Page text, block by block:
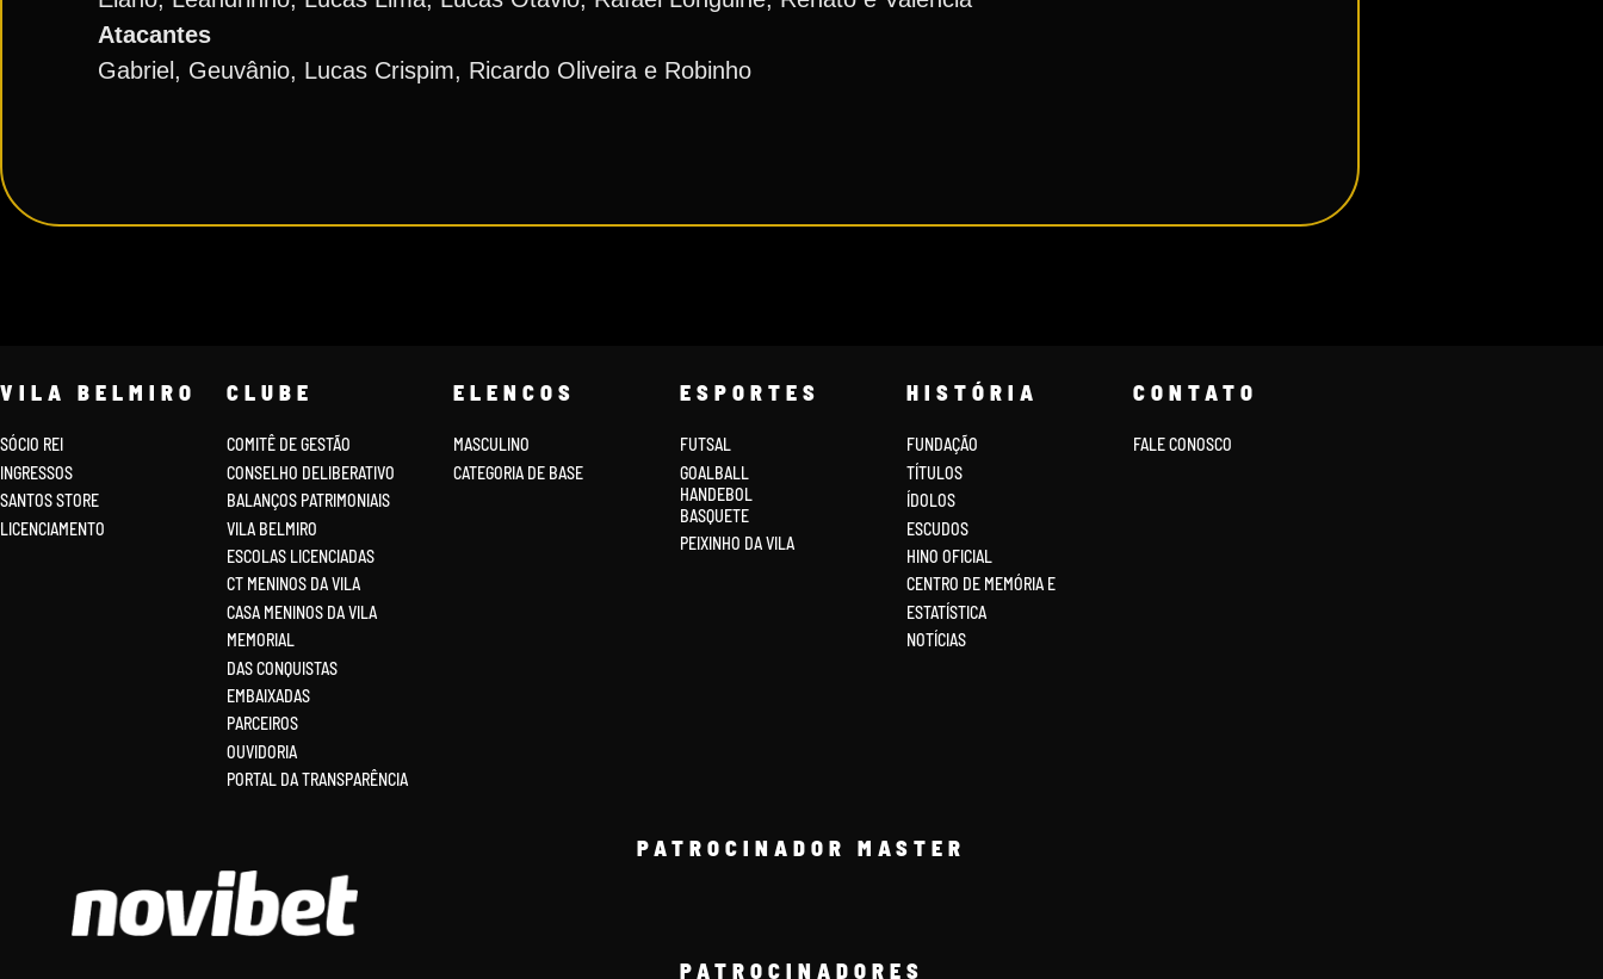
Atacantes
Gabriel, Geuvânio, Lucas Crispim, Ricardo Oliveira e Robinho
VILA BELMIRO
SÓCIO REI
INGRESSOS
SANTOS STORE
LICENCIAMENTO
CLUBE
COMITÊ DE GESTÃO
CONSELHO DELIBERATIVO
BALANÇOS PATRIMONIAIS
VILA BELMIRO
ESCOLAS LICENCIADAS
CT MENINOS DA VILA
CASA MENINOS DA VILA
MEMORIAL
DAS CONQUISTAS
EMBAIXADAS
PARCEIROS
OUVIDORIA
PORTAL DA TRANSPARÊNCIA
ELENCOS
MASCULINO
CATEGORIA DE BASE
ESPORTES
FUTSAL
GOALBALL
HANDEBOL
BASQUETE
PEIXINHO DA VILA
HISTÓRIA
FUNDAÇÃO
TÍTULOS
ÍDOLOS
ESCUDOS
HINO OFICIAL
CENTRO DE MEMÓRIA E
ESTATÍSTICA
NOTÍCIAS
CONTATO
FALE CONOSCO
PATROCINADOR MASTER
PATROCINADORES